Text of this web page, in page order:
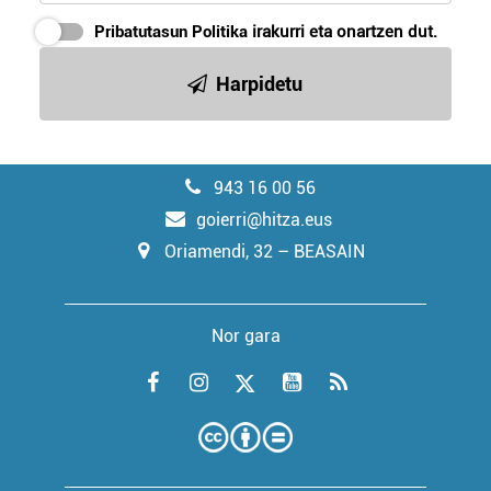
Pribatutasun Politika irakurri eta onartzen dut.
Harpidetu
943 16 00 56
goierri@hitza.eus
Oriamendi, 32 – BEASAIN
Nor gara